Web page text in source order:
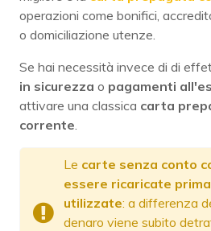
operazioni come bonifici,
o domiciliazione utenze.
Se hai necessità invece di di
in sicurezza o pagamenti
attivare una classica carta
corrente
Le carte senza conto
essere ricaricate
utilizzate: a differenza
denaro viene subito